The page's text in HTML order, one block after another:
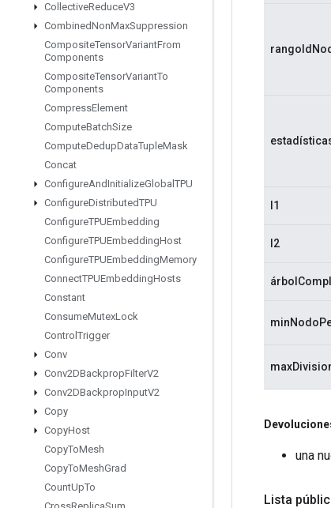
CollectiveReduceV3
CombinedNonMaxSuppression
CompositeTensorVariantFrom
Components
CompositeTensorVariantTo
Components
CompressElement
ComputeBatchSize
ComputeDedupDataTupleMask
Concat
ConfigureAndInitializeGlobal TPU
ConfigureDistributedTPU
ConfigureTPUEmbedding
ConfigureTPUEmbeddingHost
ConfigureTPUEmbeddingMemory
ConnectTPUEmbeddingHosts
Constant
ConsumeMutexLock
Control Trigger
Conv
Conv2DBackpropFilterV2
Conv2DBackpropInputV2
Copy
CopyHost
CopyToMesh
CopyToMeshGrad
CountUpTo
l1
l2
una
Lista